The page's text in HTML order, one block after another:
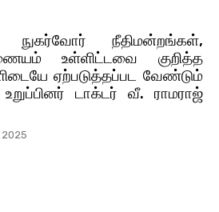
நீதிமன்றங்கள்,
உள்ளிட்டவை குறித்த
ஏற்படுத்தப்பட வேண்டும்
டாக்டர் வீ. ராமராஜ்
2025